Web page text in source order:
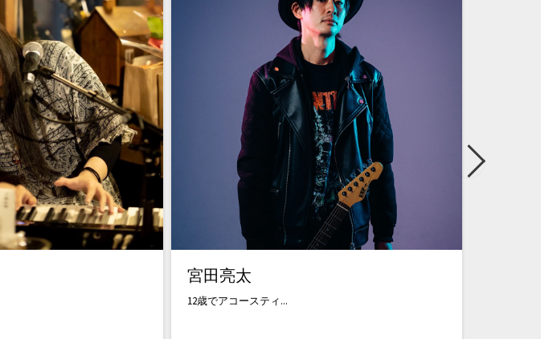
宮田亮太
12歳でアコースティ...